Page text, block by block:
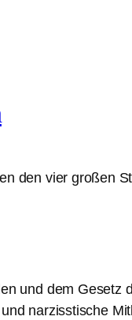
den vier großen
und dem
narzisstische